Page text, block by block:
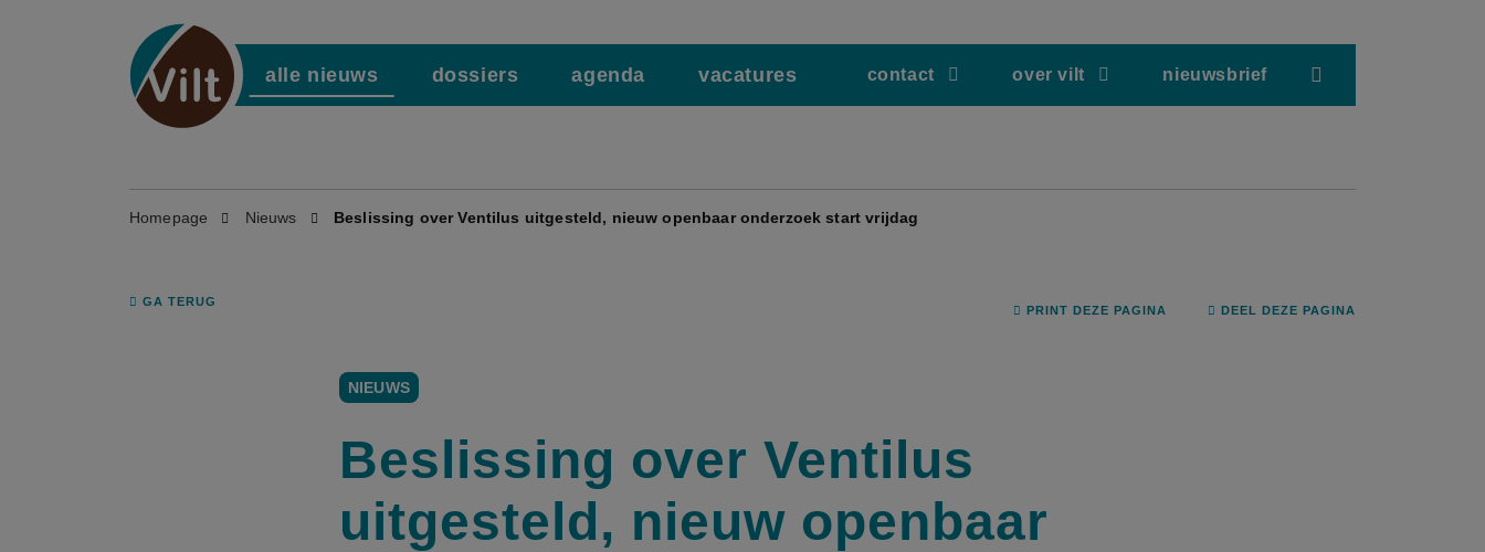
alle nieuws dossiers agenda vacatures contact over vilt nieuwsbrief
Homepage Nieuws Beslissing over Ventilus uitgesteld, nieuw openbaar onderzoek start vrijdag
GA TERUG
PRINT DEZE PAGINA DEEL DEZE PAGINA
NIEUWS
Beslissing over Ventilus
uitgesteld, nieuw openbaar